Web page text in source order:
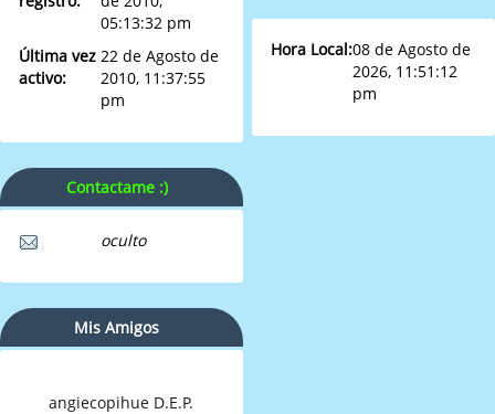
05:13:32 pm
Última vez
activo:
22 de Agosto de
2010, 11:37:55
pm
Contactame :)
oculto
Mis Amigos
angiecopihue D.E.P.
Hora Local:08 de Agosto de
2026, 11:51:12
pm